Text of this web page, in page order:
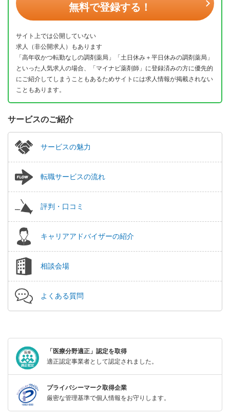
無料で登録する！
サイト上では公開していない
求人（非公開求人）もあります
「高年収かつ転勤なしの調剤薬局」「土日休み＋平日休みの調剤薬局」
といった人気求人の場合、「マイナビ薬剤師」に登録済みの方に優先的
にご紹介してしまうこともあるためサイトには求人情報が掲載されない
こともあります。
サービスのご紹介
サービスの魅力
転職サービスの流れ
評判・口コミ
キャリアアドバイザーの紹介
相談会場
よくある質問
「医療分野適正」認定を取得
適正認定事業者として認定されました。
プライバシーマーク取得企業
厳密な管理基準で個人情報をお守りします。